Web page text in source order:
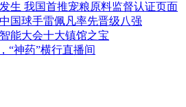
生 我国首推宠粮原料监督认证页面
国球手雷佩凡率先晋级八强
能大会十大镇馆之宝
“神药”横行直播间